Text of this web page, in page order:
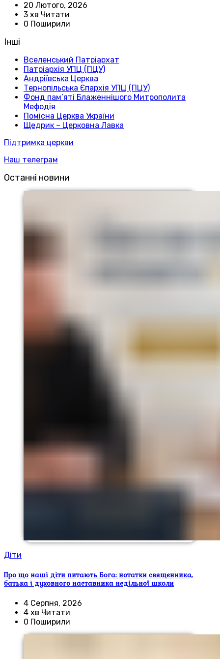
20 Лютого, 2026
3 хв Читати
0 Поширили
Інші
Вселенський Патріархат
Патріархія УПЦ (ПЦУ)
Андріївська Церква
Тернопільська Єпархія УПЦ (ПЦУ)
Фонд пам’яті Блаженнішого Митрополита
Мефодія
Помісна Церква України
Щедрик – Церковна Лавка
Підтримка церкви
Наш телеграм
Останні новини
Діти
Про що наші діти питають Бога: нотатки священника,
батька і духовного наставника недільної школи
4 Серпня, 2026
4 хв Читати
0 Поширили